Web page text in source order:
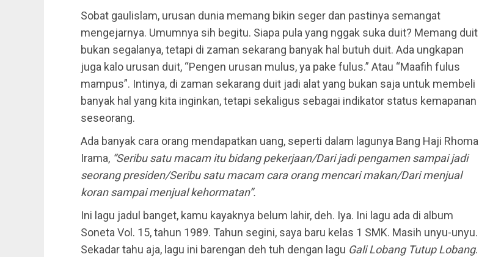
Sobat gaulislam, urusan dunia memang bikin seger dan pastinya semangat
mengejarnya. Umumnya sih begitu. Siapa pula yang nggak suka duit? Memang duit
bukan segalanya, tetapi di zaman sekarang banyak hal butuh duit. Ada ungkapan
juga kalo urusan duit, “Pengen urusan mulus, ya pake fulus.” Atau “Maafih fulus
mampus”. Intinya, di zaman sekarang duit jadi alat yang bukan saja untuk membeli
banyak hal yang kita inginkan, tetapi sekaligus sebagai indikator status kemapanan
seseorang.
Ada banyak cara orang mendapatkan uang, seperti dalam lagunya Bang Haji Rhoma
Irama, “Seribu satu macam itu bidang pekerjaan/Dari jadi pengamen sampai jadi
seorang presiden/Seribu satu macam cara orang mencari makan/Dari menjual
koran sampai menjual kehormatan”.
Ini lagu jadul banget, kamu kayaknya belum lahir, deh. Iya. Ini lagu ada di album
Soneta Vol. 15, tahun 1989. Tahun segini, saya baru kelas 1 SMK. Masih unyu-unyu.
Sekadar tahu aja, lagu ini barengan deh tuh dengan lagu Gali Lobang Tutup Lobang.